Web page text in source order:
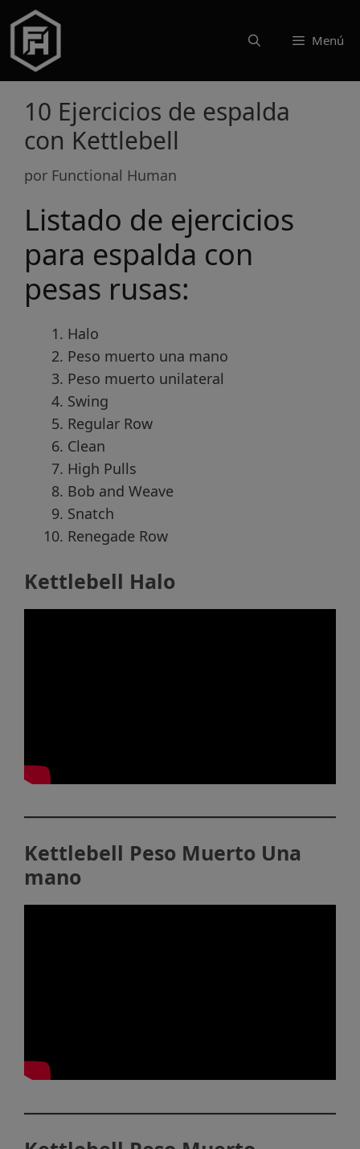
Saltar
contenido
Menú
10 Ejercicios de espalda
con Kettlebell
por Functional Human
Listado de ejercicios
para espalda con
pesas rusas:
Halo
Peso muerto una mano
Peso muerto unilateral
Swing
Regular Row
Clean
High Pulls
Bob and Weave
Snatch
Renegade Row
Kettlebell Halo
Kettlebell Peso Muerto Una
mano